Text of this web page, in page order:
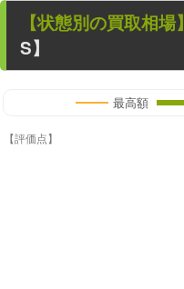
【状態別の買取相場】
S】
最高額
【評価点】